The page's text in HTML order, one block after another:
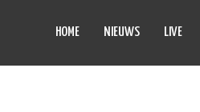
HOME NIEUWS LIVE